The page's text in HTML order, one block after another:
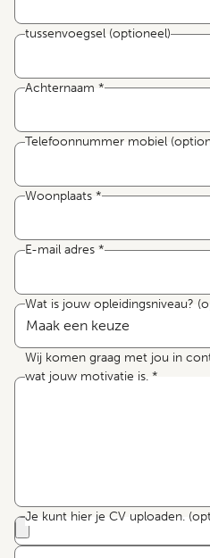
tussenvoegsel (optioneel)
Achternaam *
Telefoonnummer mobiel
Woonplaats *
E-mail adres *
Wat is jouw opleidingsniveau?
Wij komen graag met jou in
wat jouw motivatie is. *
Je kunt hier je CV uploaden.